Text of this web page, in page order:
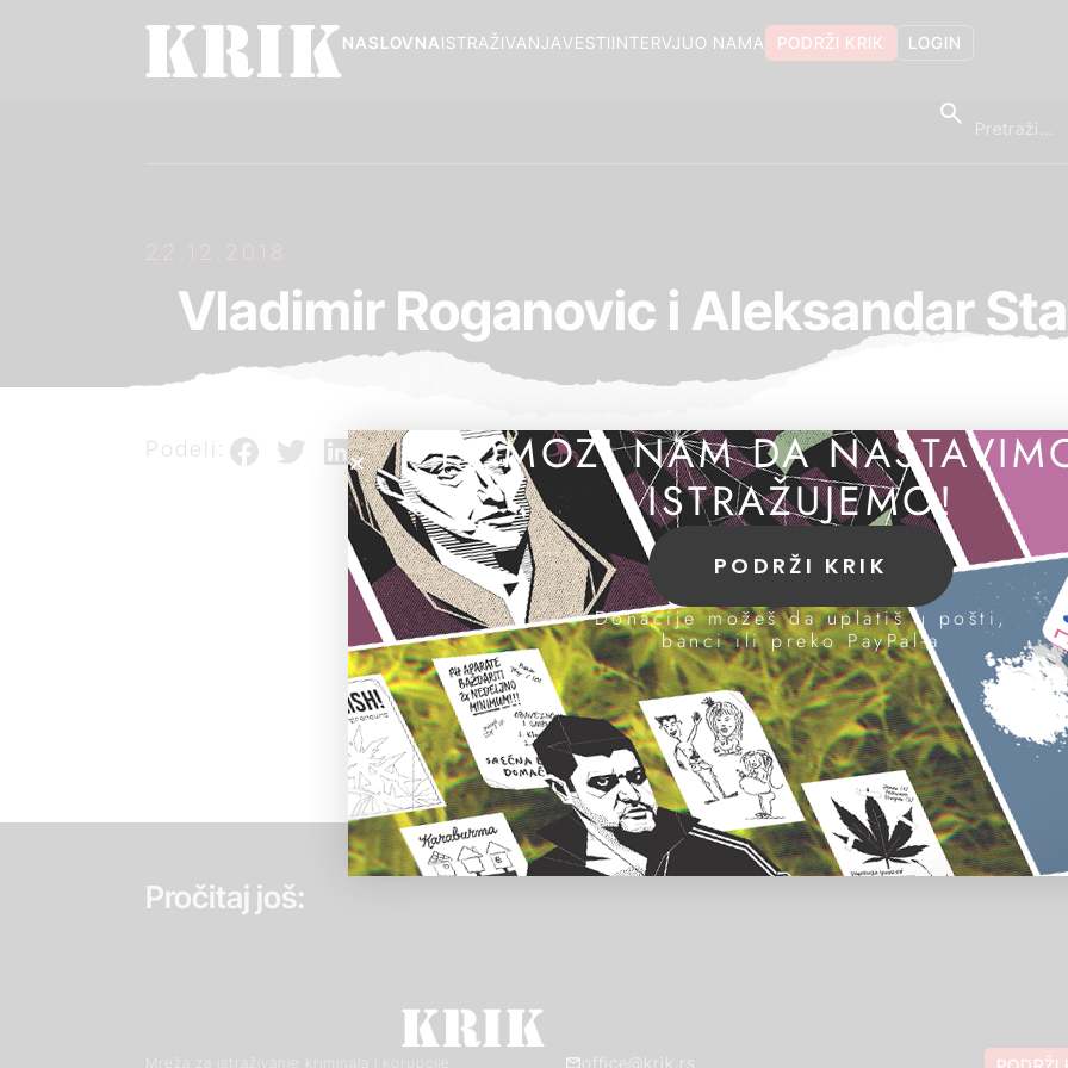
LOGIN
PODRŽI KRIK
O NAMA
INTERVJU
VESTI
ISTRAŽIVANJA
NASLOVNA
22.12.2018.
Vladimir Roganovic i Aleksandar
Podeli:
Pročitaj još:
Mreža za istraživanje kriminala i korupcije office@krik.rs
POMOZI NAM DA
ISTRAŽUJEMO!
PODRŽI KRIK
Donacije možeš da uplatiš u pošti,
banci ili preko PayPal-a